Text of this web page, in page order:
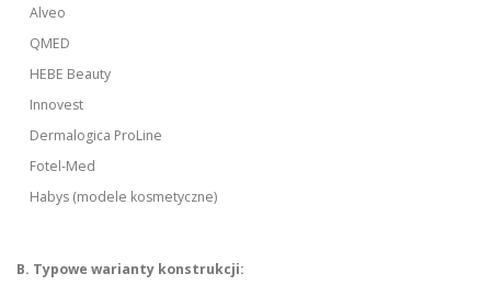
Alveo
QMED
HEBE Beauty
Innovest
Dermalogica ProLine
Fotel-Med
Habys (modele kosmetyczne)
B. Typowe warianty konstrukcji: